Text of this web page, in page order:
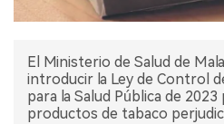
El Ministerio de Salud de
introducir la Ley de Control
para la Salud Pública de
productos de tabaco